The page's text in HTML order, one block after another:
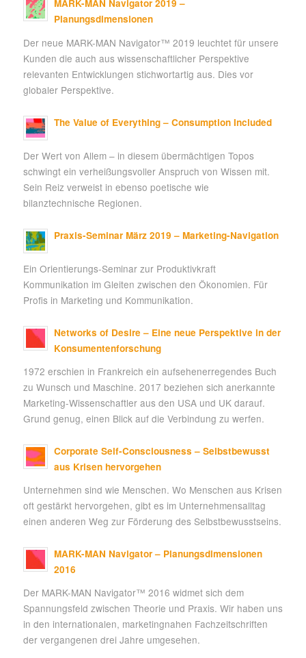
MARK-MAN Navigator 2019 –
Planungsdimensionen
Der neue MARK-MAN Navigator™ 2019 leuchtet für unsere
Kunden die auch aus wissenschaftlicher Perspektive
relevanten Entwicklungen stichwortartig aus. Dies vor
globaler Perspektive.
The Value of Everything – Consumption Included
Der Wert von Allem – in diesem übermächtigen Topos
schwingt ein verheißungsvoller Anspruch von Wissen mit.
Sein Reiz verweist in ebenso poetische wie
bilanztechnische Regionen.
Praxis-Seminar März 2019 – Marketing-Navigation
Ein Orientierungs-Seminar zur Produktivkraft
Kommunikation im Gleiten zwischen den Ökonomien. Für
Profis in Marketing und Kommunikation.
Networks of Desire – Eine neue Perspektive in der
Konsumentenforschung
1972 erschien in Frankreich ein aufsehenerregendes Buch
zu Wunsch und Maschine. 2017 beziehen sich anerkannte
Marketing-Wissenschaftler aus den USA und UK darauf.
Grund genug, einen Blick auf die Verbindung zu werfen.
Corporate Self-Consciousness – Selbstbewusst
aus Krisen hervorgehen
Unternehmen sind wie Menschen. Wo Menschen aus Krisen
oft gestärkt hervorgehen, gibt es im Unternehmensalltag
einen anderen Weg zur Förderung des Selbstbewusstseins.
MARK-MAN Navigator – Planungsdimensionen
2016
Der MARK-MAN Navigator™ 2016 widmet sich dem
Spannungsfeld zwischen Theorie und Praxis. Wir haben uns
in den internationalen, marketingnahen Fachzeitschriften
der vergangenen drei Jahre umgesehen.